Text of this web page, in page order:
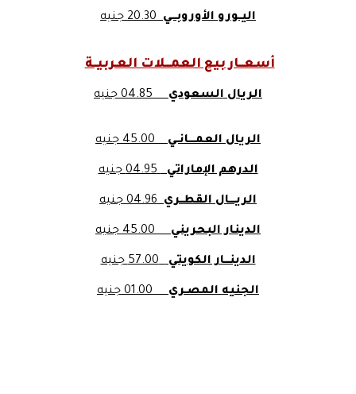
اليــورو الأوروبـــي20.30 جنيه
أسعـــار بيع العمـــلات العـربيــة
الريال السعودي04.85 جنيه
الريال العمــــانــي45.00 جنيه
الدرهم الإماراتي04.95 جنيه
الريــــال القطــري04.96 جنيه
الدينار البحريني45.00 جنيه
الدينـــار الكويتي57.00 جنيه
الجنيه المصـري01.00 جنيه